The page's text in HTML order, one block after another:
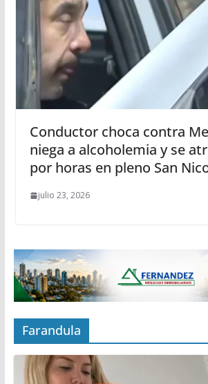
Conductor choca contra
niega a alcoholemia y se
por horas en pleno San
julio 23, 2026
Farandula